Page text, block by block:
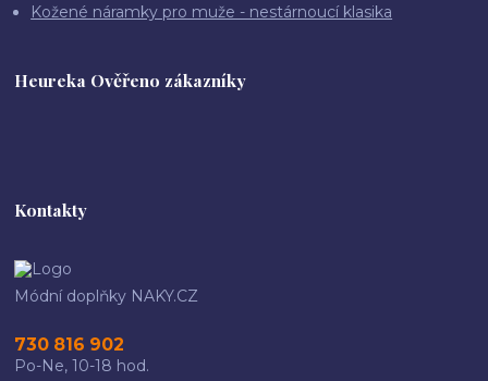
Kožené náramky pro muže - nestárnoucí klasika
Heureka Ověřeno zákazníky
Kontakty
Módní doplňky NAKY.CZ
730 816 902
Po-Ne, 10-18 hod.